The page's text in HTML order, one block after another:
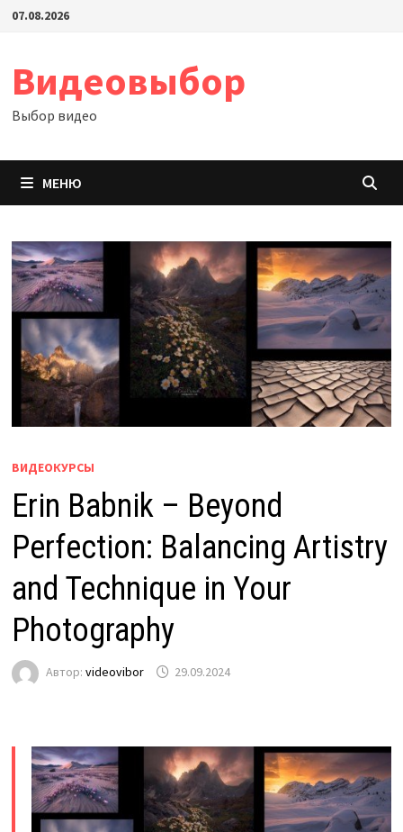
Перейти
07.08.2026
Видеовыбор
Выбор видео
МЕНЮ
ВИДЕОКУРСЫ
Erin Babnik – Beyond
Perfection: Balancing Artistry
and Technique in Your
Photography
Автор: videovibor 29.09.2024